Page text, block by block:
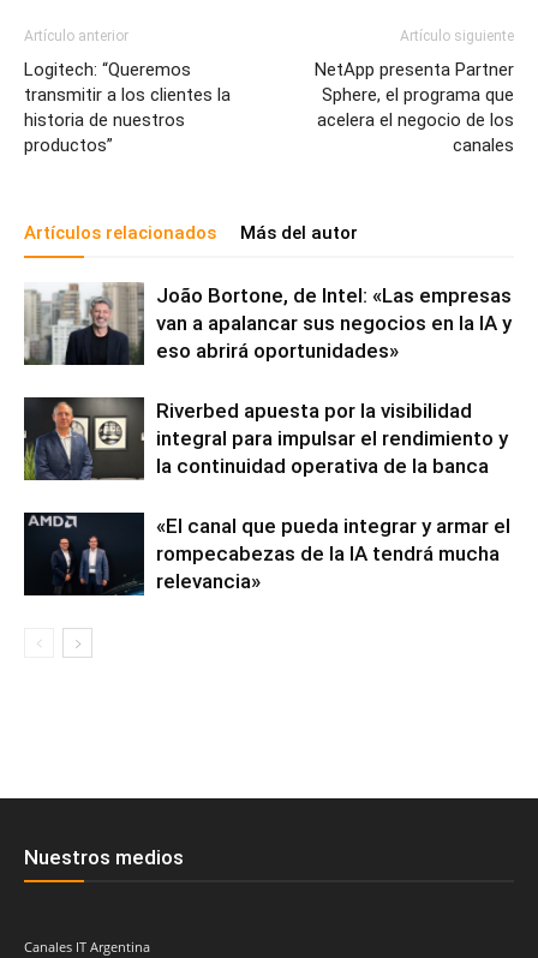
Artículo anterior
Logitech: “Queremos
transmitir a los clientes la
historia de nuestros
productos”
Artículo siguiente
NetApp presenta Partner
Sphere, el programa que
acelera el negocio de los
canales
Artículos relacionados Más del autor
João Bortone, de Intel: «Las empresas
van a apalancar sus negocios en la IA y
eso abrirá oportunidades»
Riverbed apuesta por la visibilidad
integral para impulsar el rendimiento y
la continuidad operativa de la banca
«El canal que pueda integrar y armar el
rompecabezas de la IA tendrá mucha
relevancia»
Nuestros medios
Canales IT Argentina